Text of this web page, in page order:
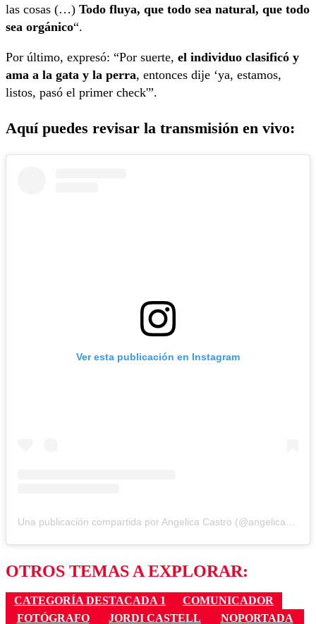
las cosas (…) Todo fluya, que todo sea natural, que todo
sea orgánico“.
Por último, expresó: “Por suerte, el individuo clasificó y
ama a la gata y la perra, entonces dije ‘ya, estamos,
listos, pasó el primer check'”.
Aquí puedes revisar la transmisión en vivo:
Ver esta publicación en Instagram
OTROS TEMAS A EXPLORAR:
CATEGORÍA DESTACADA 1
COMUNICADOR
FOTÓGRAFO
JORDI CASTELL NOPORTADA